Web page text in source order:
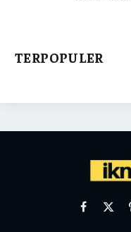
TERPOPULER
Facebook
X